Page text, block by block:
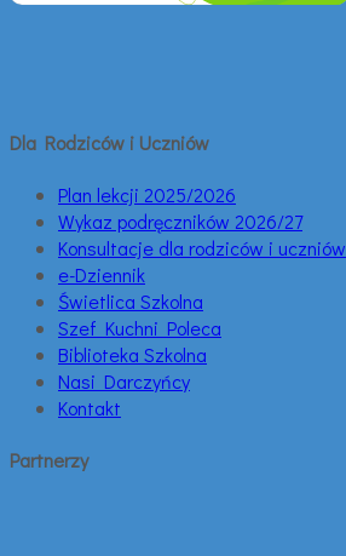
Dla Rodziców i Uczniów
Plan lekcji 2025/2026
Wykaz podręczników 2026/27
Konsultacje dla rodziców i uczniów
e-Dziennik
Świetlica Szkolna
Szef Kuchni Poleca
Biblioteka Szkolna
Nasi Darczyńcy
Kontakt
Partnerzy